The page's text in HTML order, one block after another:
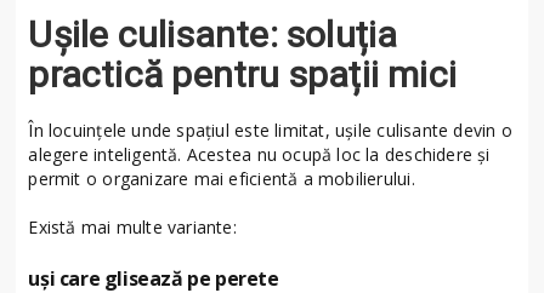
Ușile culisante: soluția
practică pentru spații mici
În locuințele unde spațiul este limitat, ușile culisante devin o
alegere inteligentă. Acestea nu ocupă loc la deschidere și
permit o organizare mai eficientă a mobilierului.
Există mai multe variante:
uși care glisează pe perete